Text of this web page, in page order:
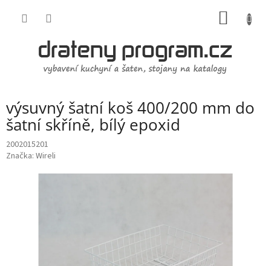
výsuvný šatní koš 400/200 mm do
šatní skříně, bílý epoxid
2002015201
Značka: Wireli